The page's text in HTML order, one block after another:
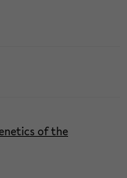
of the